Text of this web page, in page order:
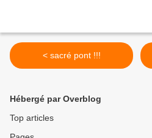
< sacré pont !!!
Hébergé par Overblog
Top articles